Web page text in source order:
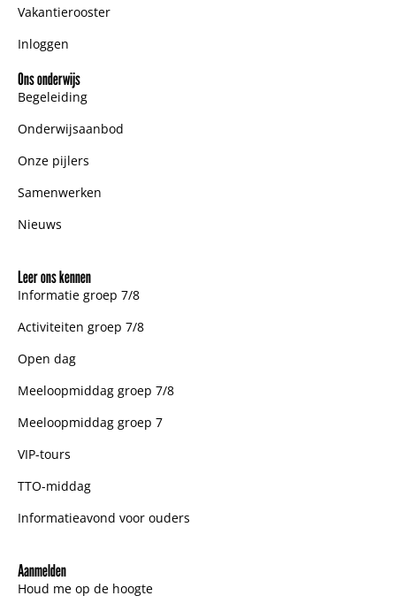
Vakantierooster
Inloggen
Ons onderwijs
Begeleiding
Onderwijsaanbod
Onze pijlers
Samenwerken
Nieuws
Leer ons kennen
Informatie groep 7/8
Activiteiten groep 7/8
Open dag
Meeloopmiddag groep 7/8
Meeloopmiddag groep 7
VIP-tours
TTO-middag
Informatieavond voor ouders
Aanmelden
Houd me op de hoogte